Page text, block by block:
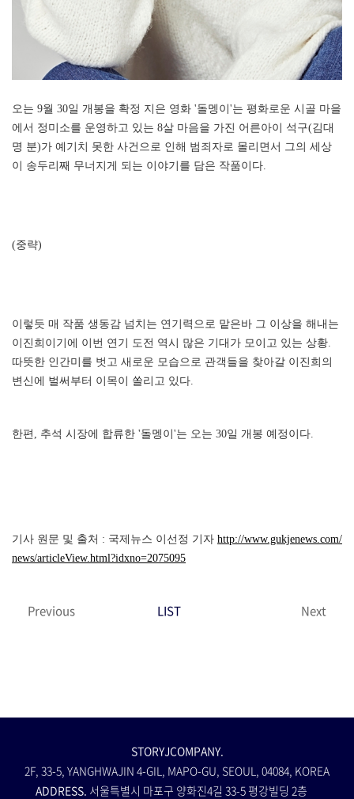
오는 9월 30일 개봉을 확정 지은 영화 '돌멩이'는 평화로운 시골 마을
에서 정미소를 운영하고 있는 8살 마음을 가진 어른아이 석구(김대
명 분)가 예기치 못한 사건으로 인해 범죄자로 몰리면서 그의 세상
이 송두리째 무너지게 되는 이야기를 담은 작품이다.
(중략)
이렇듯 매 작품 생동감 넘치는 연기력으로 맡은바 그 이상을 해내는
이진희이기에 이번 연기 도전 역시 많은 기대가 모이고 있는 상황.
따뜻한 인간미를 벗고 새로운 모습으로 관객들을 찾아갈 이진희의
변신에 벌써부터 이목이 쏠리고 있다.
한편, 추석 시장에 합류한 '돌멩이'는 오는 30일 개봉 예정이다.
기사 원문 및 출처 : 국제뉴스 이선정 기자 http://www.gukjenews.com/
news/articleView.html?idxno=2075095
Previous LIST Next
STORYJCOMPANY.
2F, 33-5, YANGHWAJIN 4-GIL, MAPO-GU, SEOUL, 04084, KOREA
ADDRESS. 서울특별시 마포구 양화진4길 33-5 평강빌딩 2층